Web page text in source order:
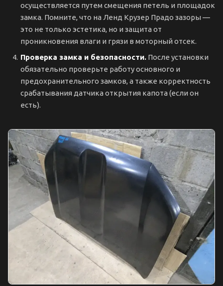
осуществляется путем смещения петель и площадок
замка. Помните, что на Ленд Крузер Прадо зазоры —
это не только эстетика, но и защита от
проникновения влаги и грязи в моторный отсек.
Проверка замка и безопасности. После установки
обязательно проверьте работу основного и
предохранительного замков, а также корректность
срабатывания датчика открытия капота (если он
есть).